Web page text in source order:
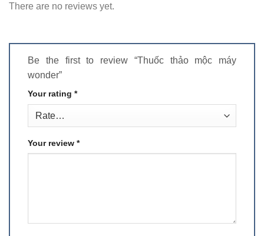
There are no reviews yet.
Be the first to review “Thuốc thảo mộc máy
wonder”
Your rating *
Your review *